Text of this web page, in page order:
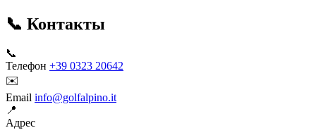
📞 Контакты
📞
Телефон +39 0323 20642
✉️
Email info@golfalpino.it
📍
Адрес